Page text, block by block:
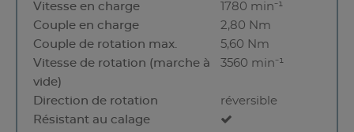
Vitesse en charge
1780 min⁻¹
Couple en charge
2,80 Nm
Couple de rotation max.
5,60 Nm
Vitesse de rotation (marche à
vide)
3560 min⁻¹
Direction de rotation
réversible
Résistant au calage